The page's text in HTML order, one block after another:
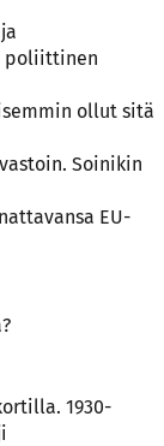
poliittinen
ollut sitä
Soinikin
EU-
1930-